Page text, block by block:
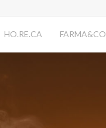
HO.RE.CA